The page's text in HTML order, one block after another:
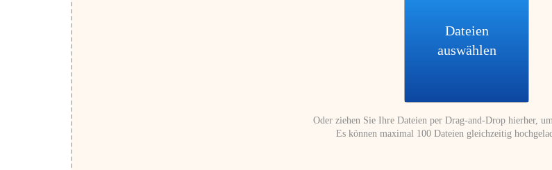
Dateien
auswählen
Oder ziehen Sie Ihre Dateien per Drag-and-Drop hierher,
Es können maximal 100 Dateien gleichzeitig